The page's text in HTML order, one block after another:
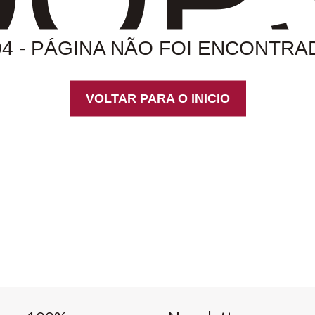
- PÁGINA NÃO FOI
VOLTAR PARA O INICIO